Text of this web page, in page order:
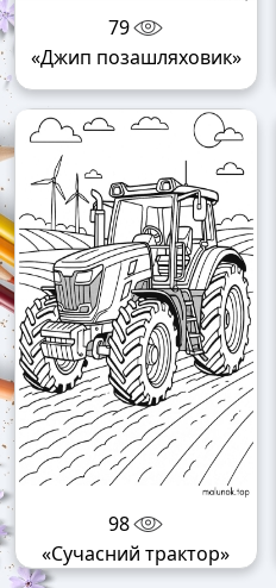
79
«Джип позашляховик»
98
«Сучасний трактор»